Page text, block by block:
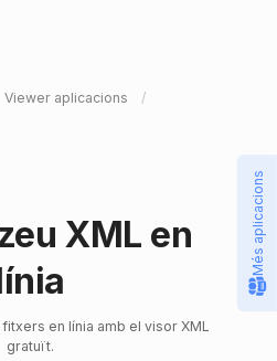
Viewer aplicacions
XML en
en línia amb el visor XML
gratuït.
Més aplicacions